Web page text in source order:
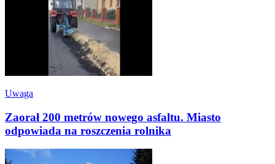
Uwaga
Zaorał 200 metrów nowego asfaltu. Miasto
odpowiada na roszczenia rolnika